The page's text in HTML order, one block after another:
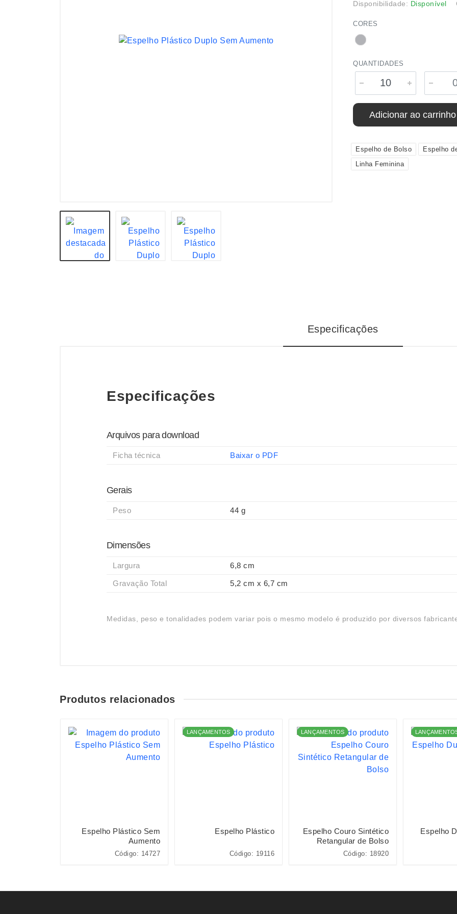
Disponibilidade: Disponível
CORES
QUANTIDADES
Adicionar ao carrinho
Espelho de Bolso
Espelho
Linha Feminina
Especificações
Especificações
Arquivos para download
Ficha técnica Baixar o PDF
Gerais
Peso 44 g
Dimensões
Largura 6,8 cm
Gravação Total 5,2 cm x 6,7 cm
Medidas, peso e tonalidades podem variar pois o mesmo modelo é produzido por diversos
Produtos relacionados
Espelho Plástico Sem
Aumento
Código: 14727
LANÇAMENTOS
Espelho Plástico
Código: 19116
LANÇAMENTOS
Espelho Couro Sintético
Retangular de Bolso
Código: 18920
Espelho